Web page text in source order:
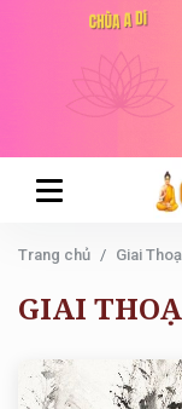
Trang chủ Giai
GIAI